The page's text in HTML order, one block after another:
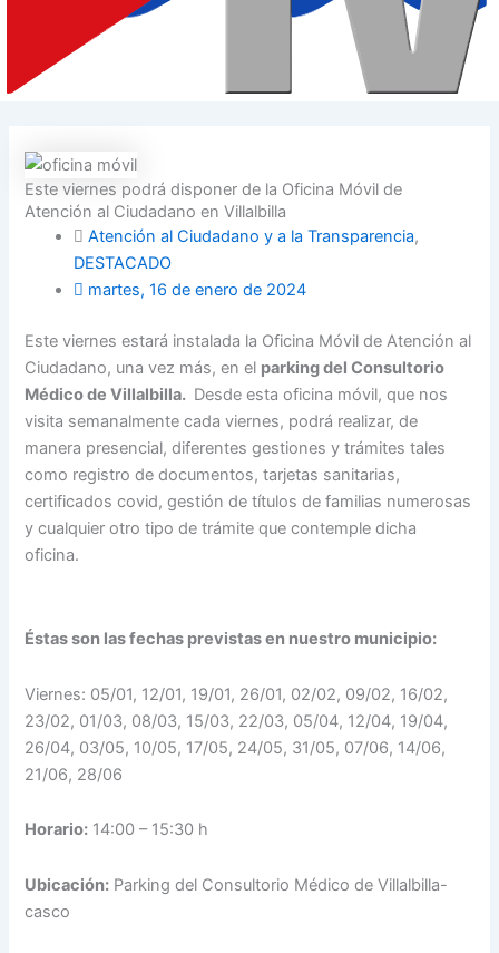
Este viernes podrá disponer de la Oficina Móvil de
Atención al Ciudadano en Villalbilla
Atención al Ciudadano y a la Transparencia,
DESTACADO
martes, 16 de enero de 2024
Este viernes estará instalada la Oficina Móvil de Atención al
Ciudadano, una vez más, en el parking del Consultorio
Médico de Villalbilla. Desde esta oficina móvil, que nos
visita semanalmente cada viernes, podrá realizar, de
manera presencial, diferentes gestiones y trámites tales
como registro de documentos, tarjetas sanitarias,
certificados covid, gestión de títulos de familias numerosas
y cualquier otro tipo de trámite que contemple dicha
oficina.
Éstas son las fechas previstas en nuestro municipio:
Viernes: 05/01, 12/01, 19/01, 26/01, 02/02, 09/02, 16/02,
23/02, 01/03, 08/03, 15/03, 22/03, 05/04, 12/04, 19/04,
26/04, 03/05, 10/05, 17/05, 24/05, 31/05, 07/06, 14/06,
21/06, 28/06
Horario: 14:00 – 15:30 h
Ubicación: Parking del Consultorio Médico de Villalbilla-
casco